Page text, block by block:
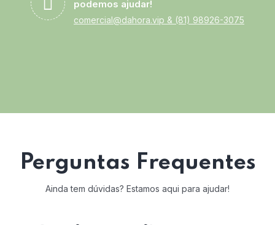
podemos ajudar!
comercial@dahora.vip & (81) 98926-3075
Perguntas Frequentes
Ainda tem dúvidas? Estamos aqui para ajudar!